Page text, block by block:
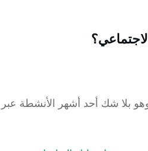
وهو بلا شك أحد أشهر الأنشطة عبر